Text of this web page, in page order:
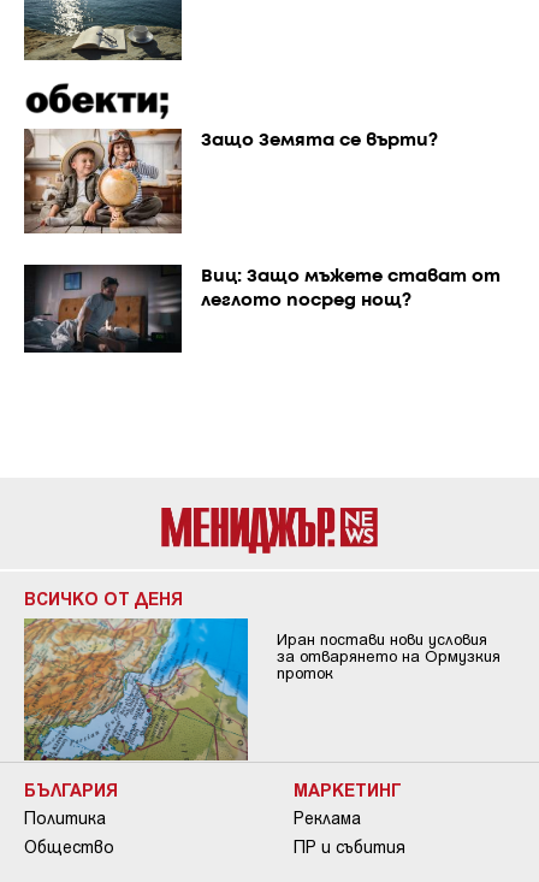
Защо Земята се върти?
Виц: Защо мъжете стават от
леглото посред нощ?
ВСИЧКО ОТ ДЕНЯ
Иран постави нови условия
за отварянето на Ормузкия
проток
БЪЛГАРИЯ
Политика
Общество
МАРКЕТИНГ
Реклама
ПР и събития